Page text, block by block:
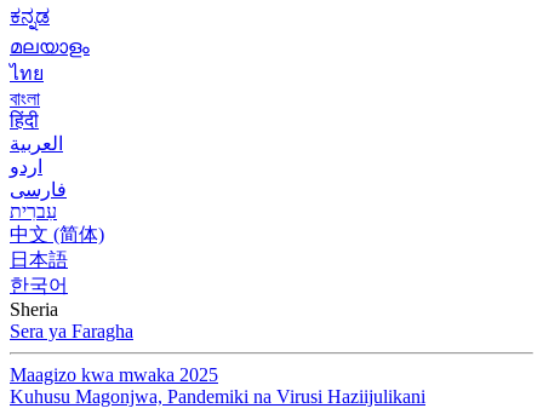
ಕನ್ನಡ
മലയാളം
ไทย
বাংলা
हिंदी
العربية
اردو
فارسی
עִברִית
中文 (简体)
日本語
한국어
Sheria
Sera ya Faragha
Maagizo kwa mwaka 2025
Kuhusu Magonjwa, Pandemiki na Virusi Haziijulikani